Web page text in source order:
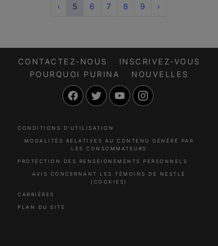
‹ Previous
5 (current)
6 7 8 9 ›
CONTACTEZ-NOUS
INSCRIVEZ-VOUS
POURQUOI PURINA
NOUVELLES
FacebookTwitter YouTube
CONDITIONS D’UTILISATION
MODALITÉS RELATIVES AU CONTENU GÉNÉRÉ PAR
LES CONSOMMATEURS
PROTECTION DES RENSEIGNEMENTS PERSONNELS
AVIS CONCERNANT LES TÉMOINS DE NESTLÉ
(COOKIES)
CARRIÈRES
PLAN DU SITE